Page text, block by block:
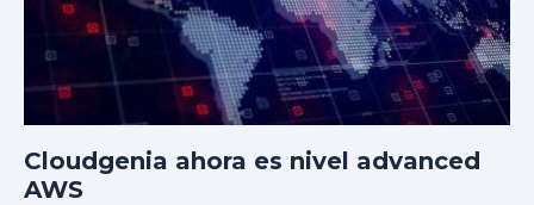
Cloudgenia ahora es nivel advanced
AWS